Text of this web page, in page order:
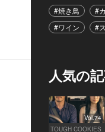
#焼き鳥 #
#ワイン
#
人気の
Vol.74
TOUGH COOKIES